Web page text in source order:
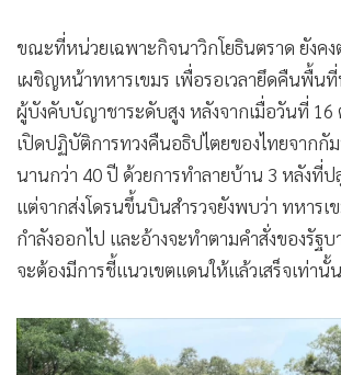
ขณะที่หน่วยเฉพาะกิจนาวิกโยธินตราด ยังคง
เผชิญหน้าทหารเขมร เพื่อรอเวลายึดคืนพื้นที่
ผู้บังคับบัญาชาระดับสูง หลังจากเมื่อวันที่ 16
เปิดปฏิบัติการทวงคืนอธิปไตยของไทยจากกั
นานกว่า 40 ปี ด้วยการทำลายบ้าน 3 หลังที่
แต่จากส่งโดรนขึ้นบินสำรวจยังพบว่า ทหารเ
กำลังออกไป และอ้างจะทำตามคำสั่งของรัฐ
จะต้องมีการชี้แนวเขตแดนให้แล้วเสร็จเท่านั้น